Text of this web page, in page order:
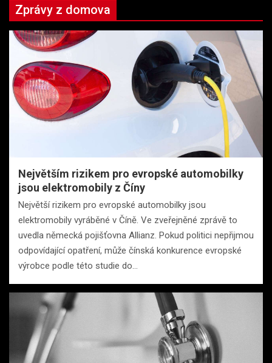
Zprávy z domova
Největším rizikem pro evropské automobilky
jsou elektromobily z Číny
Největší rizikem pro evropské automobilky jsou
elektromobily vyráběné v Číně. Ve zveřejněné zprávě to
uvedla německá pojišťovna Allianz. Pokud politici nepřijmou
odpovídající opatření, může čínská konkurence evropské
výrobce podle této studie do…